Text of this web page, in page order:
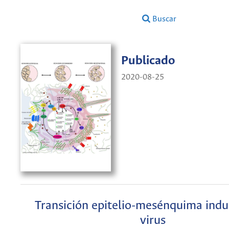
Buscar
Publicado
2020-08-25
Transición epitelio-mesénquima
virus